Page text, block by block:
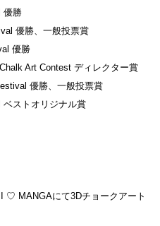
優勝
優勝、一般投票賞
優勝
Art Contest ディレクター賞
優勝、一般投票賞
ストオリジナル賞
MANGAにて3Dチョークアート